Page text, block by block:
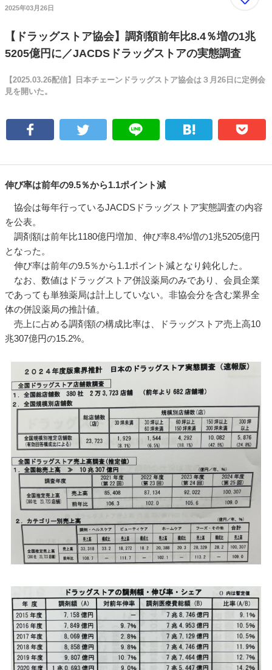
2025年03月26日
【ドラッグストア協会】調剤額前年比8.4％増の1兆
5205億円に／JACDSドラッグストアの実態調査
【2025.03.26配信】日本チェーンドラッグストア協会は３月26日に定例会
見を開いた。
伸び率は前年の9.5％から1.1ポイント減
協会は毎年行っているJACDSドラッグストア実態調査の内容
を公表。
調剤額は前年比1180億円増加、伸び率8.4%増の1兆5205億円
となった。
伸び率は前年の9.5％から1.1ポイント減となり鈍化した。
なお、数値はドラッグストア併設薬局のみであり、会員企業
であっても単独薬局は計上していない。非協会分を含む業界全
体の併設薬局の推計値。
売上に占める調剤額の構成比率は、ドラッグストア売上高10
兆307億円の15.2%。